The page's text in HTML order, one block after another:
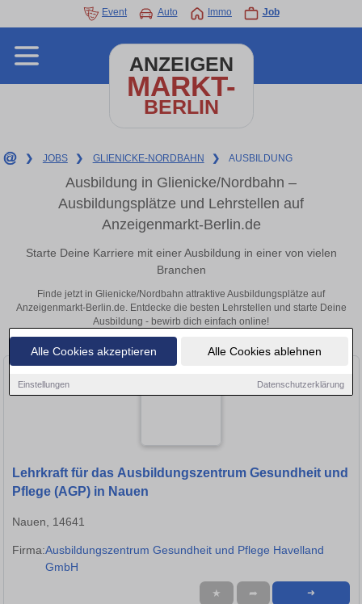
Alle Cookies akzeptieren Alle Cookies ablehnen
Einstellungen Datenschutzerklärung
Event Auto Immo Job
ANZEIGEN
MARKT-
BERLIN
❯ JOBS ❯ GLIENICKE-NORDBAHN ❯ AUSBILDUNG
Ausbildung in Glienicke/Nordbahn –
Ausbildungsplätze und Lehrstellen auf
Anzeigenmarkt-Berlin.de
Starte Deine Karriere mit einer Ausbildung in einer von vielen
Branchen
Finde jetzt in Glienicke/Nordbahn attraktive Ausbildungsplätze auf
Anzeigenmarkt-Berlin.de. Entdecke die besten Lehrstellen und starte Deine
Ausbildung - bewirb dich einfach online!
Lehrkraft für das Ausbildungszentrum Gesundheit und
Pflege (AGP) in Nauen
Nauen, 14641
Firma:Ausbildungszentrum Gesundheit und Pflege Havelland
GmbH
★ ➦ ➜